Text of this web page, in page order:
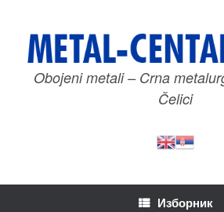
садржај
Obojeni metali – Crna
Čelici
Изборник